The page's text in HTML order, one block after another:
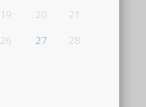
19 20
21
26 27
28